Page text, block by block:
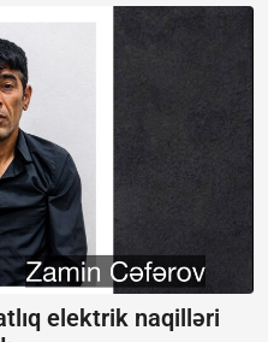
elektrik naqilləri